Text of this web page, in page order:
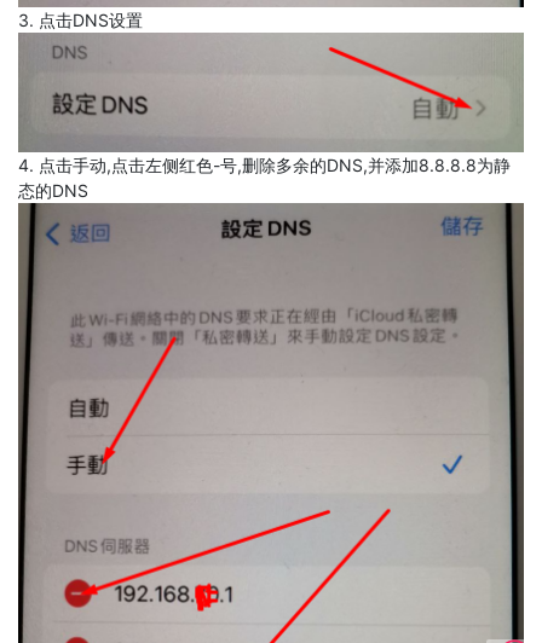
3. 点击DNS设置
4. 点击手动,点击左侧红色-号,删除多余的DNS,并添加8.8.8.8为静
态的DNS